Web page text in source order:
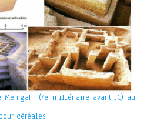
(7e millénaire avant JC) au
céréales.